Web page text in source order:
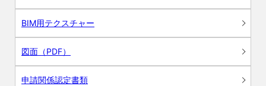
BIM用テクスチャー
図面（PDF）
申請関係認定書類